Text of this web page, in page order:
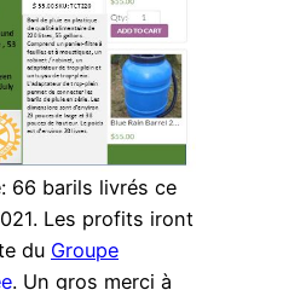
66 barils livrés ce
Les profits iront
du Groupe
. Un gros merci à